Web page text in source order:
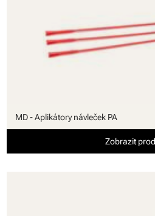
MD - Aplikátory návleček PA
Zobrazit